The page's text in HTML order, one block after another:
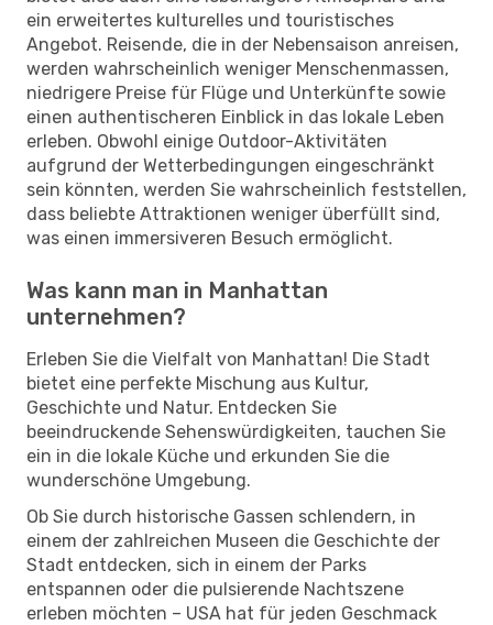
ein erweitertes kulturelles und touristisches
Angebot. Reisende, die in der Nebensaison anreisen,
werden wahrscheinlich weniger Menschenmassen,
niedrigere Preise für Flüge und Unterkünfte sowie
einen authentischeren Einblick in das lokale Leben
erleben. Obwohl einige Outdoor-Aktivitäten
aufgrund der Wetterbedingungen eingeschränkt
sein könnten, werden Sie wahrscheinlich feststellen,
dass beliebte Attraktionen weniger überfüllt sind,
was einen immersiveren Besuch ermöglicht.
Was kann man in Manhattan
unternehmen?
Erleben Sie die Vielfalt von Manhattan! Die Stadt
bietet eine perfekte Mischung aus Kultur,
Geschichte und Natur. Entdecken Sie
beeindruckende Sehenswürdigkeiten, tauchen Sie
ein in die lokale Küche und erkunden Sie die
wunderschöne Umgebung.
Ob Sie durch historische Gassen schlendern, in
einem der zahlreichen Museen die Geschichte der
Stadt entdecken, sich in einem der Parks
entspannen oder die pulsierende Nachtszene
erleben möchten – USA hat für jeden Geschmack